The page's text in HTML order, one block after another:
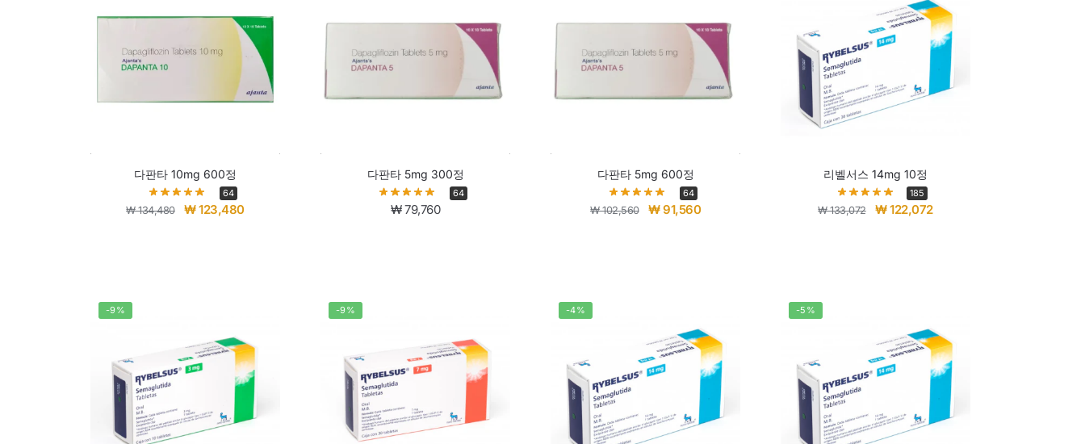
다판타 10mg 600정
64
₩134,480 ₩123,480
다판타 5mg 300정
64
₩79,760
다판타 5mg 600정
64
₩102,560 ₩91,560
리벨서스 14mg 10정
185
₩133,072 ₩122,072
-9% -9% -4% -5%